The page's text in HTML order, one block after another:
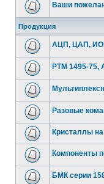
Ваши
Продукция
АЦП, ЦАП,
РТМ 1495-75,
Разовые
Кристаллы
Компоненты
БМК серии